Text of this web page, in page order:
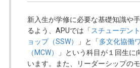
新入生が学修に必要な基礎知識や
るよう、APUでは「 スチューデン
ョップ（SSW）
」と「多文化協働
（MCW）
」という科目が１回生に
います。また、リーダーシップの